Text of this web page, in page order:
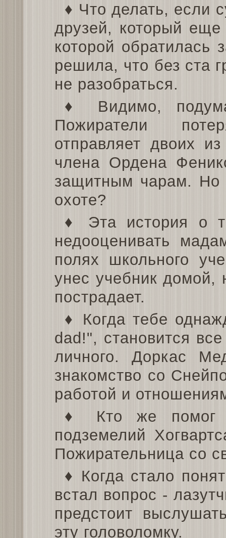
♦ Что делать, если
друзей, который
которой
решила, что без ста
не разобраться.
♦ Видимо,
Пожиратели
отправляет двоих
члена Ордена
защитным чарам. Но
охоте?
♦ Эта история о
недооценивать
полях школьного
унес учебник домой,
пострадает.
♦ Когда тебе
dad!", становится
личного. Доркас
знакомство со
работой и
♦ Кто же помог
подземелий
Пожирательница со
♦ Когда стало
встал вопрос -
предстоит
эту головоломку.